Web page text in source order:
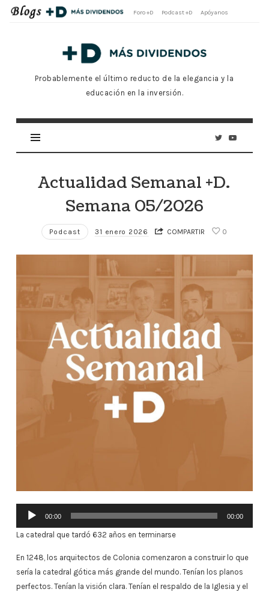
Foro +D Podcast +D Apóyanos
Blog
Oficial
Más
Dividendos
Probablemente el último reducto de la elegancia y la
educación en la inversión.
Actualidad Semanal +D.
Semana 05/2026
Podcast 31 enero 2026 COMPARTIR 0
Reproductor
audio
00:00 00:00
La catedral que tardó 632 años en terminarse
En 1248, los arquitectos de Colonia comenzaron a construir lo que
sería la catedral gótica más grande del mundo. Tenían los planos
perfectos. Tenían la visión clara. Tenían el respaldo de la Iglesia y el